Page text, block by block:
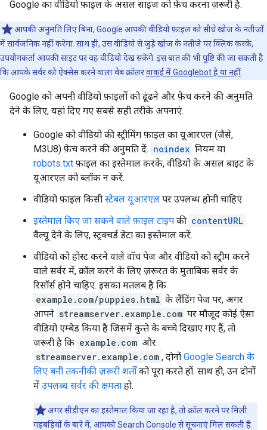
Google का वीडियो फ़ाइल के असल साइज़ को फ़ेच करना ज़रूरी है.
आपकी अनुमति लिए बिना, Google आपकी वीडियो फ़ाइल को सीधे खोज के नतीजों
में सार्वजनिक नहीं करेगा. साथ ही, उस वीडियो से जुड़े खोज के नतीजे पर क्लिक करके,
उपयोगकर्ता आपकी साइट पर वह वीडियो देख सकेंगे. इस बात की भी पुष्टि की जा सकती है
कि आपके सर्वर को ऐक्सेस करने वाला वेब क्रॉलरवाकई में Googlebot है या नहीं
Google को अपनी वीडियो फ़ाइलों को ढूंढने और फ़ेच करने की अनुमति
देने के लिए, यहां दिए गए सबसे सही तरीके अपनाएं:
Google को वीडियो की स्ट्रीमिंग फ़ाइल का यूआरएल (जैसे,
M3U8) फ़ेच करने की अनुमति दें. noindex नियम या
robots.txt फ़ाइल का इस्तेमाल करके, वीडियो के असल बाइट के
यूआरएल को ब्लॉक न करें.
वीडियो फ़ाइल किसी स्टेबल यूआरएल पर उपलब्ध होनी चाहिए.
इस्तेमाल किए जा सकने वाले फ़ाइल टाइप की contentURL
वैल्यू देने के लिए, स्ट्रक्चर्ड डेटा का इस्तेमाल करें.
वीडियो को होस्ट करने वाले वॉच पेज और वीडियो को स्ट्रीम करने
वाले सर्वर में, क्रॉल करने के लिए ज़रूरत के मुताबिक सर्वर के
रिसॉर्स होने चाहिए. इसका मतलब है कि
example.com/puppies.html के लैंडिंग पेज पर, अगर
आपने streamserver.example.com पर मौजूद कोई ऐसा
वीडियो एम्बेड किया है जिसमें कुत्ते के बच्चे दिखाए गए हैं, तो
ज़रूरी है कि example.com और
streamserver.example.com , दोनों Google Search के
लिए बनी तकनीकी ज़रूरी शर्तोंको पूरा करते हों. साथ ही, उन दोनों
में उपलब्ध सर्वर की क्षमता हो.
अगर सीडीएन का इस्तेमाल किया जा रहा है, तो क्रॉल करने पर मिली
गड़बड़ियों के बारे में, आपको Search Console से सूचनाएं मिल सकती हैं.